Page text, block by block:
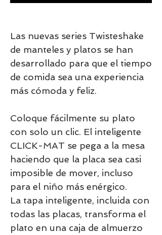
Las nuevas series Twisteshake
de manteles y platos se han
desarrollado para que el tiempo
de comida sea una experiencia
más cómoda y feliz.
Coloque fácilmente su plato
con solo un clic. El inteligente
CLICK-MAT se pega a la mesa
haciendo que la placa sea casi
imposible de mover, incluso
para el niño más enérgico.
La tapa inteligente, incluida con
todas las placas, transforma el
plato en una caja de almuerzo